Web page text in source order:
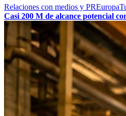
Relaciones con medios y PREuropa
Casi 200 M de alcance potencial